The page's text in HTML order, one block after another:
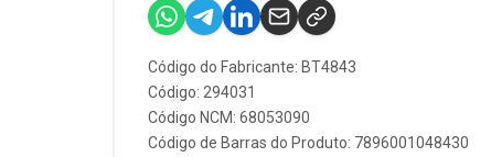
Código do Fabricante: BT4843
Código: 294031
Código NCM: 68053090
Código de Barras do Produto: 7896001048430